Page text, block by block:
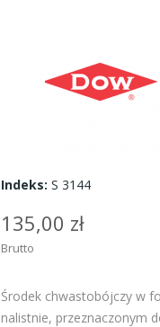
Indeks: S 3144
135,00 zł
Brutto
Środek chwastobójczy w
nalistnie, przeznaczonym